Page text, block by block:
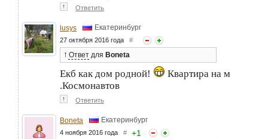
↑ Ответить
lusys Екатеринбург
27 октября 2016 года #
↑ Ответ для Boneta
Екб как дом родной!
Квартира на м
.Космонавтов
↑ Ответить
Boneta Екатеринбург
4 ноября 2016 года # +1